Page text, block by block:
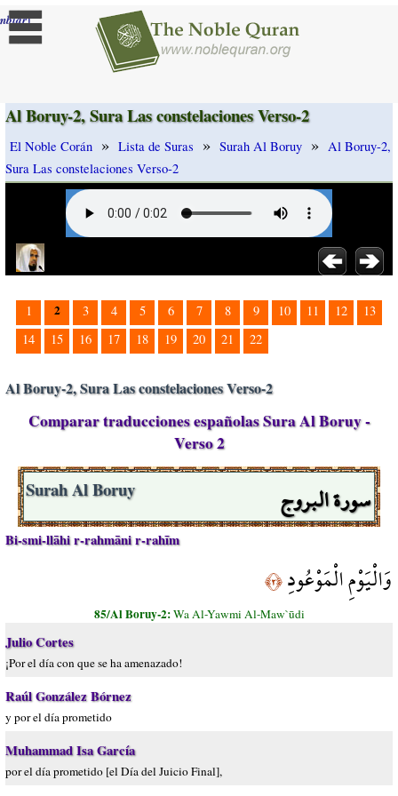
]
Al Boruy-2, Sura Las constelaciones Verso-2
El Noble Corán » Lista de Suras » Surah Al Boruy » Al Boruy-2,
Sura Las constelaciones Verso-2
1 2 3 4 5 6 7 8 9 10 11 12
13
14
15 16 17 18 19 20 21 22
Al Boruy-2, Sura Las constelaciones Verso-2
Comparar traducciones españolas Sura Al Boruy -
Verso 2
سورة البروج Surah Al Boruy
Bi-smi-llāhi r-rahmāni r-rahīm
وَالْيَوْمِ الْمَوْعُودِ﴿٢﴾
85/Al Boruy-2:Wa Al-Yawmi Al-Maw`ūdi
Julio Cortes
¡Por el día con que se ha amenazado!
Raúl González Bórnez
y por el día prometido
Muhammad Isa García
por el día prometido [el Día del Juicio Final],